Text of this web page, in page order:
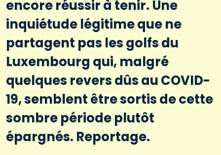
encore réussir à tenir. Une
inquiétude légitime que ne
partagent pas les golfs du
Luxembourg qui, malgré
quelques revers dûs au COVID-
19, semblent être sortis de cette
sombre période plutôt
épargnés. Reportage.